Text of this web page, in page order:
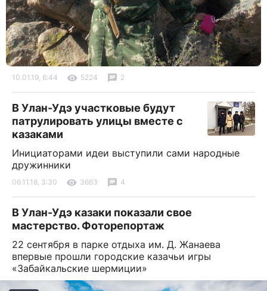
10.01.19, 6:44 5224 2
В Улан-Удэ участковые будут
патрулировать улицы вместе с
казаками
Инициаторами идеи выступили сами народные
дружинники
06.11.18, 3:30 3663 4
В Улан-Удэ казаки показали свое
мастерство. Фоторепортаж
22 сентября в парке отдыха им. Д. Жанаева
впервые прошли городские казачьи игры
«Забайкальские шермиции»